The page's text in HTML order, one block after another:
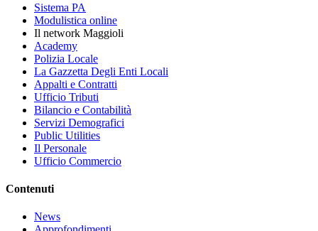
Sistema PA
Modulistica online
Il network Maggioli
Academy
Polizia Locale
La Gazzetta Degli Enti Locali
Appalti e Contratti
Ufficio Tributi
Bilancio e Contabilità
Servizi Demografici
Public Utilities
Il Personale
Ufficio Commercio
Contenuti
News